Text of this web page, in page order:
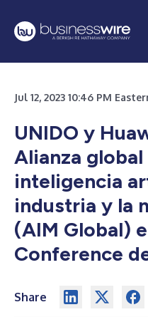
Jul 12, 2023 10:46 PM
UNIDO y
Alianza
inteligencia
industria y la
(AIM Global)
Conference
Share